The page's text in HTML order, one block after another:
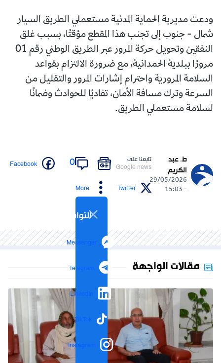
ودعت مديرية الحماية المدنية مستعملي الطريق السيار
شمال - جنوب إلى تجنب هذا المقطع مؤقتًا، بسبب غلق
النفقين وتحويل حركة المرور عبر الطريق الوطني رقم 01
مرورًا ببلدية الحمدانية، مع ضرورة الالتزام بقواعد
السلامة المرورية واحترام إشارات المرور والتقليل من
السرعة وترك مسافة الأمان، تفاديًا للحوادث وضمانًا
لسلامة مستعملي الطريق.
ط. عبد
الكريم
29/05/2026
- 15:03
تابعنا على
Google news
0
Facebook
Twitter
More
التواصل الاجتماعي
Messenger
Telegram
LinkedIn
TikTok
Instagram
مقالات الواجهة